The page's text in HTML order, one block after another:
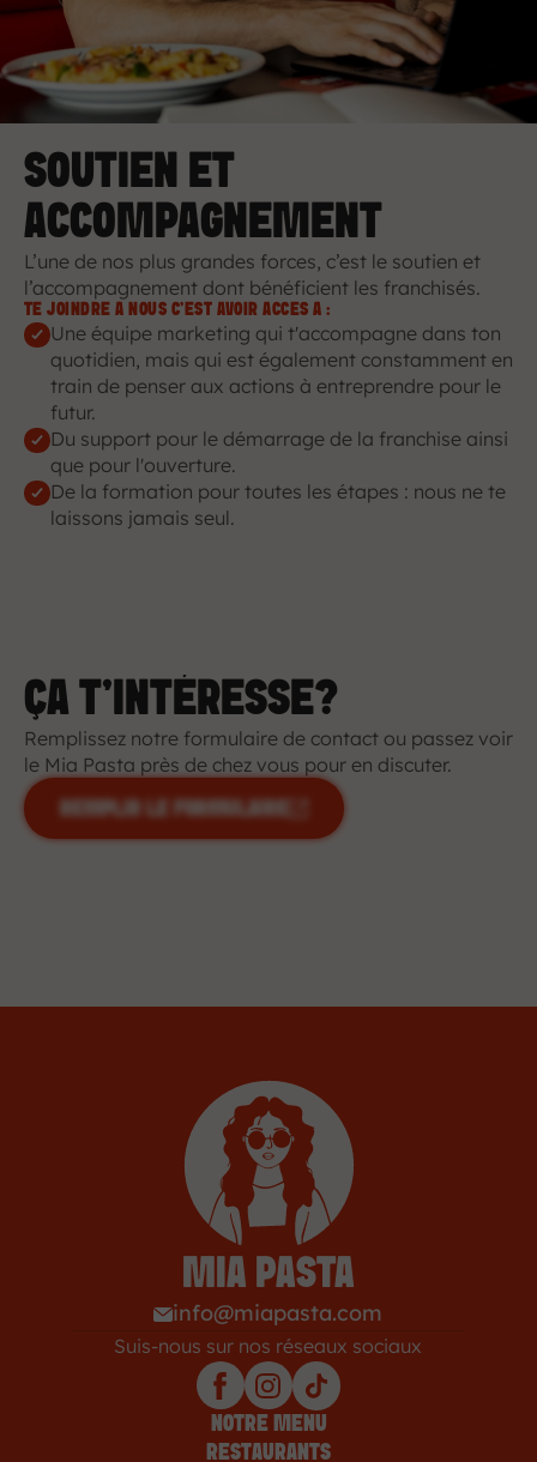
SOUTIEN ET
ACCOMPAGNEMENT
L’une de nos plus grandes forces, c’est le soutien et
l’accompagnement dont bénéficient les franchisés.
TE JOINDRE À NOUS C’EST AVOIR ACCÈS À :
Une équipe marketing qui t'accompagne dans ton
quotidien, mais qui est également constamment en
train de penser aux actions à entreprendre pour le
futur.
Du support pour le démarrage de la franchise ainsi
que pour l'ouverture.
De la formation pour toutes les étapes : nous ne te
laissons jamais seul.
ÇA T'INTÉRESSE?
Remplissez notre formulaire de contact ou passez voir
le Mia Pasta près de chez vous pour en discuter.
REMPLIR LE FORMULAIRE
MIA PASTA
info@miapasta.com
Suis-nous sur nos réseaux sociaux
NOTRE MENU
RESTAURANTS